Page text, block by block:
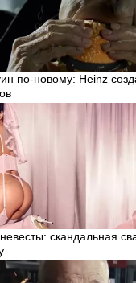
по-новому: Heinz
скандальная